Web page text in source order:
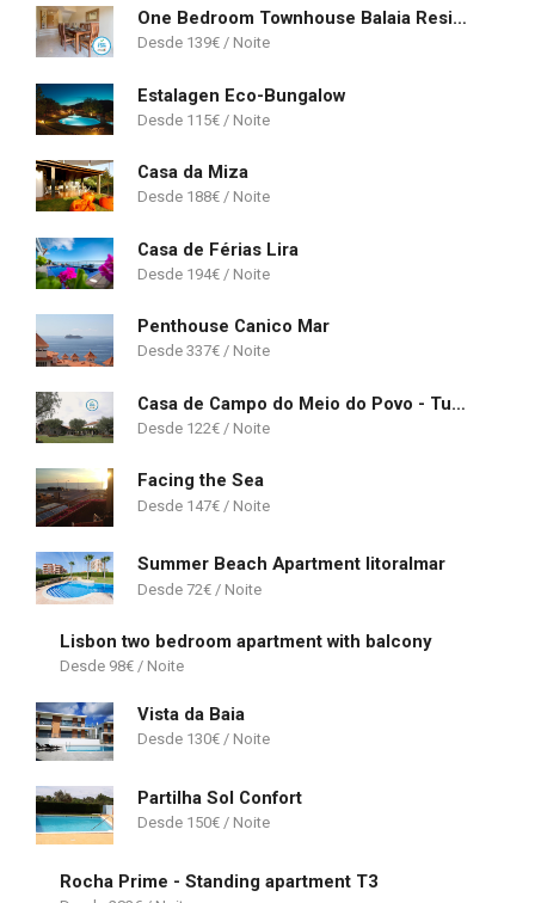
One Bedroom Townhouse Balaia Residence
139€
Estalagen Eco-Bungalow
115€
Casa da Miza
188€
Casa de Férias Lira
194€
Penthouse Canico Mar
337€
Casa de Campo do Meio do Povo - Turismo de Habitação
122€
Facing the Sea
147€
Summer Beach Apartment litoralmar
72€
Lisbon two bedroom apartment with balcony
98€
Vista da Baia
130€
Partilha Sol Confort
150€
Rocha Prime - Standing apartment T3